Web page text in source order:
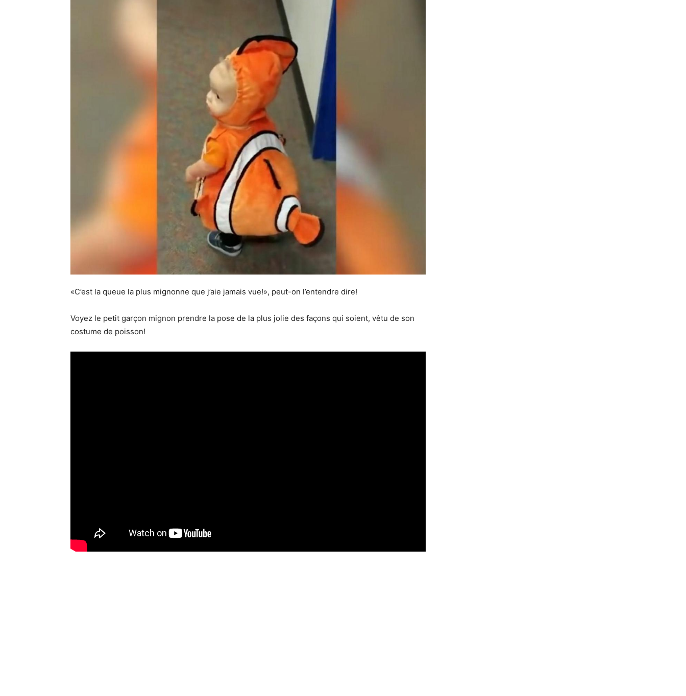
«C’est la queue la plus mignonne que j’aie jamais vue!», peut-on l’entendre dire!
Voyez le petit garçon mignon prendre la pose de la plus jolie des façons qui soient, vêtu de son
costume de poisson!